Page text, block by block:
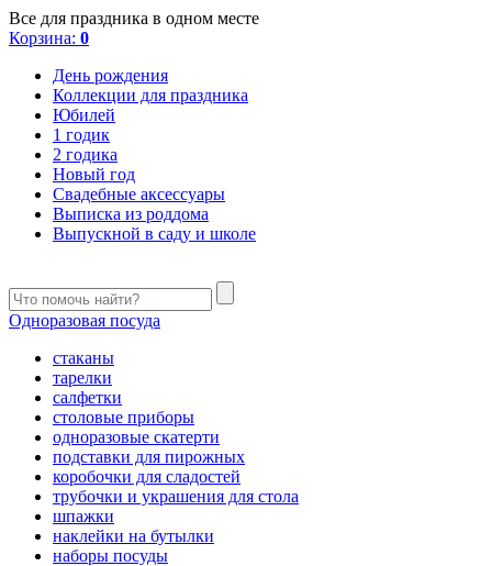
Все для праздника в одном месте
Корзина: 0
День рождения
Коллекции для праздника
Юбилей
1 годик
2 годика
Новый год
Свадебные аксессуары
Выписка из роддома
Выпускной в саду и школе
Одноразовая посуда
стаканы
тарелки
салфетки
столовые приборы
одноразовые скатерти
подставки для пирожных
коробочки для сладостей
трубочки и украшения для стола
шпажки
наклейки на бутылки
наборы посуды